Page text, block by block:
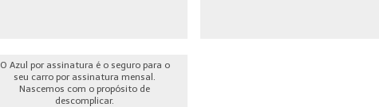
O Azul por assinatura é o seguro para o
seu carro por assinatura mensal.
Nascemos com o propósito de
descomplicar.